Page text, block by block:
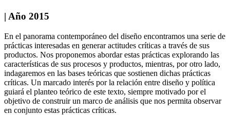
| Año 2015
En el panorama contemporáneo del diseño encontramos una serie de
prácticas interesadas en generar actitudes críticas a través de sus
productos. Nos proponemos abordar estas prácticas explorando las
características de sus procesos y productos, mientras, por otro lado,
indagaremos en las bases teóricas que sostienen dichas prácticas
críticas. Un marcado interés por la relación entre diseño y política
guiará el planteo teórico de este texto, siempre motivado por el
objetivo de construir un marco de análisis que nos permita observar
en conjunto estas prácticas críticas.